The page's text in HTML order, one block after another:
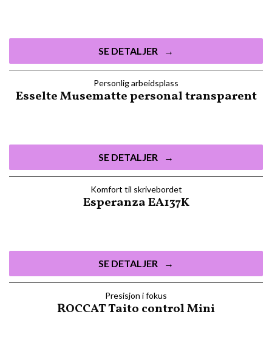
SE DETALJER
Personlig arbeidsplass
Esselte Musematte personal transparent
SE DETALJER
Komfort til skrivebordet
Esperanza EA137K
SE DETALJER
Presisjon i fokus
ROCCAT Taito control Mini